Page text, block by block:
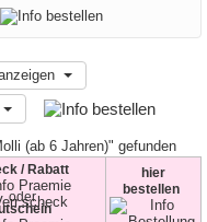
und ihnen etwas zu
freuen. Besonders
eines Abos eine Prämie
Abo zusätzlichen Wert
wird. Jede Prämie
sinnvoll und macht das
So wird ein OLLI
regelmäßig neue
kleine Überraschungen
und in ihrer Entwicklung
(ab 6 Jahren)" gefunden
/ Rabatt
oder
hier
bestellen